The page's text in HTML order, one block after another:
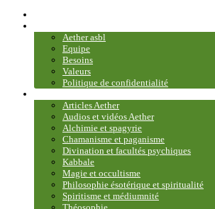
Aether asbl
Equipe
Besoins
Valeurs
Politique de confidentialité
Articles Aether
Audios et vidéos Aether
Alchimie et spagyrie
Chamanisme et paganisme
Divination et facultés psychiques
Kabbale
Magie et occultisme
Philosophie ésotérique et spiritualité
Spiritisme et médiumnité